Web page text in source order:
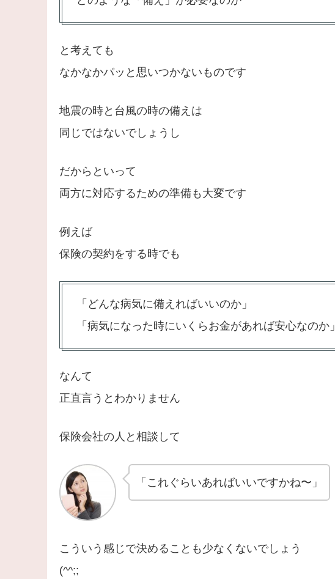
と考えても
なかなかパッと思いつかないものです
地震の時と台風の時の備えは
同じではないでしょうし
だからといって
両方に対応するための準備も大変です
例えば
保険の契約をする時でも
「どんな病気に備えればいいのか」
「病気になった時にいくらお金があれば安心なのか」
なんて
正直言うとわかりません
保険会社の人と相談して
「これぐらいあればいいですかね〜」
こういう感じで決めることも少なくないでしょう
(^^;;